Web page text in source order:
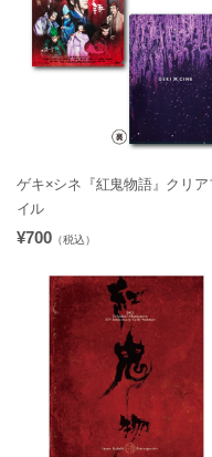
ゲキ×シネ『紅鬼物語』クリア
イル
¥700 （税込）